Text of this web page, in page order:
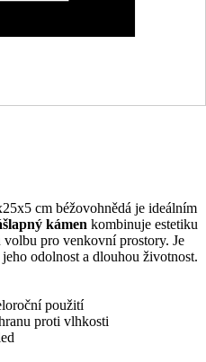
cm béžovohnědá je ideálním
kámen kombinuje estetiku
pro venkovní prostory. Je
odolnost a dlouhou životnost.
použití
proti vlhkosti